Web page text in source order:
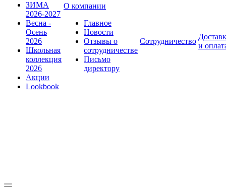
ЗИМА
2026-2027
Весна -
Осень
2026
Школьная
коллекция
2026
Акции
Lookbook
О компании
Главное
Новости
Отзывы о
сотрудничестве
Письмо
директору
Сотрудничество
и